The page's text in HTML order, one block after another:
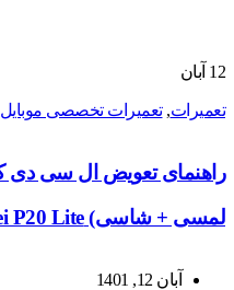
12 آبان
تعمیرات,تعمیرات تخصصی موبایل
لمسی + شاسی) Huawei P20 Lite
آبان 12, 1401